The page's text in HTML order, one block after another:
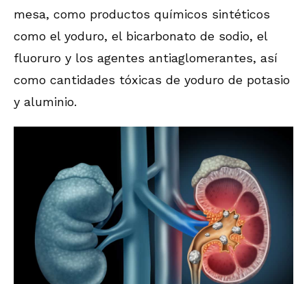
mesa, como productos químicos sintéticos
como el yoduro, el bicarbonato de sodio, el
fluoruro y los agentes antiaglomerantes, así
como cantidades tóxicas de yoduro de potasio
y aluminio.